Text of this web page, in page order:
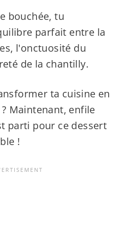
bouchée, tu
parfait entre la
l'onctuosité du
de la chantilly.
ta cuisine en
Maintenant, enfile
parti pour ce dessert
!